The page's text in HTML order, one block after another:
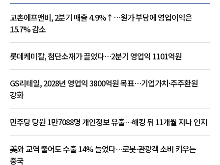
교촌에프앤비, 2분기 매출 4.9%↑…원가 부담에 영업이익은
15.7% 감소
롯데케미칼, 첨단소재가 끌었다…2분기 영업익 1101억원
GS리테일, 2028년 영업익 3800억원 목표…기업가치·주주환원
강화
민주당 당원 1만7088명 개인정보 유출…해킹 뒤 11개월 지나 인지
美와 교역 줄어도 수출 14% 늘었다…로봇·관광객 소비 키우는
중국